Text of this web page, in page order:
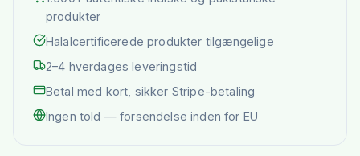
produkter
Halalcertificerede produkter tilgængelige
2–4 hverdages leveringstid
Betal med kort, sikker Stripe-betaling
Ingen told — forsendelse inden for EU